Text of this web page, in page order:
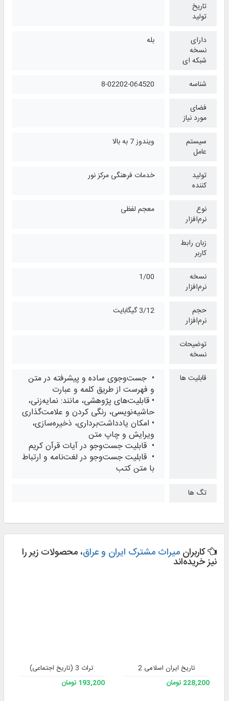
تاریخ
تولید
دارای
نسخه
شبکه ای
بله
شناسه
8-02202-064520
فضای
مورد نیاز
سیستم
عامل
ویندوز 7 به بالا
تولید
کننده
خدمات فرهنگی مرکز نور
نوع
نرم‌افزار
معجم لفظی
زبان رابط
کاربر
نسخه
نرم‌افزار
1/00
حجم
نرم‌افزار
3/12 گیگابایت
توضیحات
نسخه
قابلیت ها
• جست‌وجوی ساده و پیشرفته در متن
و فهرست از طریق کلمه و عبارت
• قابلیت‌های پژوهشی، مانند: نمایه‌زنی،
حاشیه‌نویسی، رنگی کردن و علامت‌گذاری
• امکان یادداشت‌برداری، ذخیره‌سازی،
ویرایش و چاپ متن
• قابلیت جست‌وجو در آیات قرآن کریم
• قابلیت جست‌وجو در لغت‌نامه و ارتباط
با متن كتب
تگ ها
کاربران میراث مشترک ایران و عراق، محصولات زیر را
نیز خریده‌اند
تاریخ ایران اسلامی 2
228,200 تومان
تراث 3 (تاریخ اجتماعی)
193,200 تومان